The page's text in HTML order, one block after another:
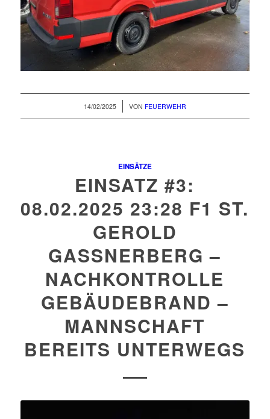
14/02/2025
/ VON FEUERWEHR
EINSÄTZE
EINSATZ #3:
08.02.2025 23:28 F1 ST.
GEROLD
GASSNERBERG –
NACHKONTROLLE
GEBÄUDEBRAND –
MANNSCHAFT
BEREITS UNTERWEGS